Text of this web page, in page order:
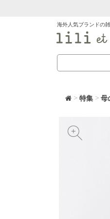
海外人気ブランドの
>特集 >母